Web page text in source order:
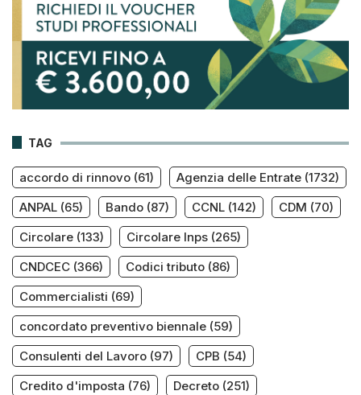
TAG
accordo di rinnovo (61) Agenzia delle Entrate (1732)
ANPAL (65) Bando (87) CCNL (142) CDM (70)
Circolare (133) Circolare Inps (265)
CNDCEC (366) Codici tributo (86)
Commercialisti (69)
concordato preventivo biennale (59)
Consulenti del Lavoro (97) CPB (54)
Credito d'imposta (76) Decreto (251)